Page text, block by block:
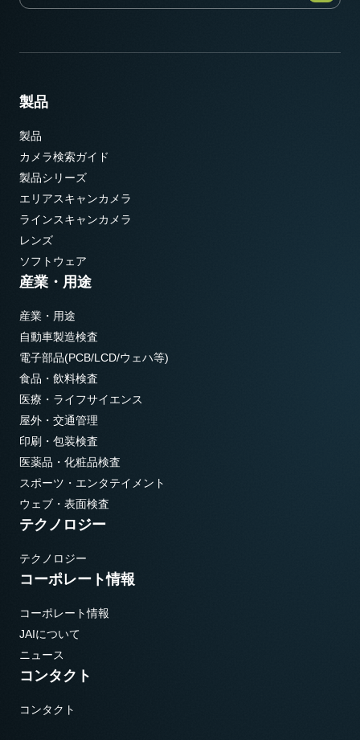
製品
製品
カメラ検索ガイド
製品シリーズ
エリアスキャンカメラ
ラインスキャンカメラ
レンズ
ソフトウェア
産業・用途
産業・用途
自動車製造検査
電子部品(PCB/LCD/ウェハ等)
食品・飲料検査
医療・ライフサイエンス
屋外・交通管理
印刷・包装検査
医薬品・化粧品検査
スポーツ・エンタテイメント
ウェブ・表面検査
テクノロジー
テクノロジー
コーポレート情報
コーポレート情報
JAIについて
ニュース
コンタクト
コンタクト